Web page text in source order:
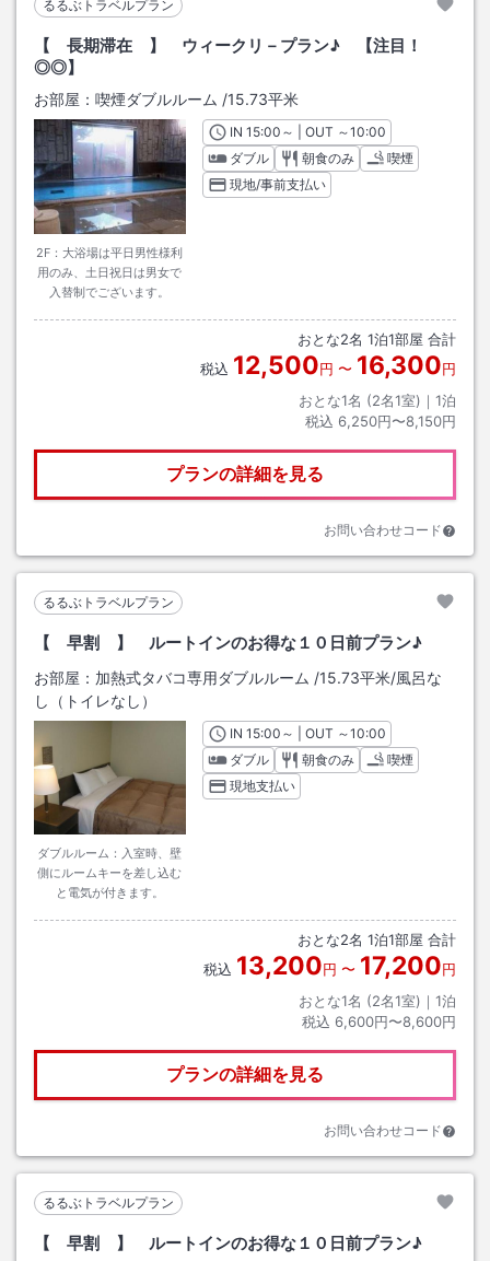
るるぶトラベルプラン
【 長期滞在 】 ウィークリ－プラン♪ 【注目！
◎◎】
お部屋： 喫煙ダブルルーム /15.73平米
2F：大浴場は平日男性様利
用のみ、土日祝日は男女で
入替制でございます。
INチェックイン
15:00 ～ | OUT チェックアウト
～10:00
ダブル
朝食のみ
喫煙
現地/事前支払い
おとな2名 1泊1部屋 合計
税込 12,500円 〜 16,300円
おとな1名 (2名1室)｜ 1泊
税込 6,250円〜8,150円
プランの詳細を見る
お問い合わせコード
るるぶトラベルプラン
【 早割 】 ルートインのお得な１０日前プラン♪
お部屋： 加熱式タバコ専用ダブルルーム /15.73平米/風呂な
し（トイレなし）
ダブルルーム：入室時、壁
側にルームキーを差し込む
と電気が付きます。
INチェックイン
15:00 ～ | OUT チェックアウト
～10:00
ダブル
朝食のみ
喫煙
現地支払い
おとな2名 1泊1部屋 合計
税込 13,200円 〜 17,200円
おとな1名 (2名1室)｜ 1泊
税込 6,600円〜8,600円
プランの詳細を見る
お問い合わせコード
るるぶトラベルプラン
【 早割 】 ルートインのお得な１０日前プラン♪